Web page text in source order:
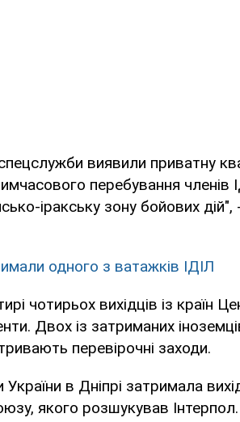
виявили приватну
перебування членів
іракську зону бойових
одного з ватажків ІДІЛ
чотирьох вихідців із країн
Двох із затриманих
перевірочні заходи.
в Дніпрі затримала
якого розшукував Інтерпол.